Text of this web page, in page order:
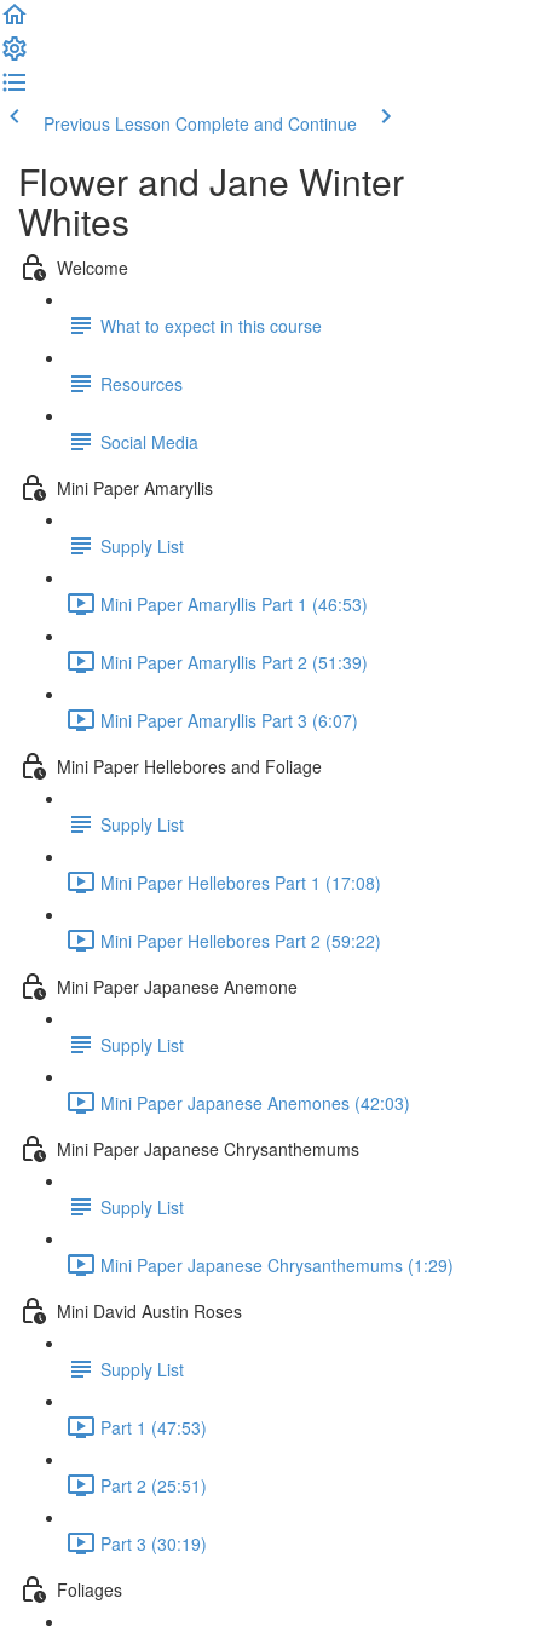
Previous Lesson Complete and Continue
Flower and Jane Winter
Whites
Welcome
What to expect in this course
Resources
Social Media
Mini Paper Amaryllis
Supply List
Mini Paper Amaryllis Part 1 (46:53)
Mini Paper Amaryllis Part 2 (51:39)
Mini Paper Amaryllis Part 3 (6:07)
Mini Paper Hellebores and Foliage
Supply List
Mini Paper Hellebores Part 1 (17:08)
Mini Paper Hellebores Part 2 (59:22)
Mini Paper Japanese Anemone
Supply List
Mini Paper Japanese Anemones (42:03)
Mini Paper Japanese Chrysanthemums
Supply List
Mini Paper Japanese Chrysanthemums (1:29)
Mini David Austin Roses
Supply List
Part 1 (47:53)
Part 2 (25:51)
Part 3 (30:19)
Foliages